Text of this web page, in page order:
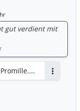
gut verdient mit